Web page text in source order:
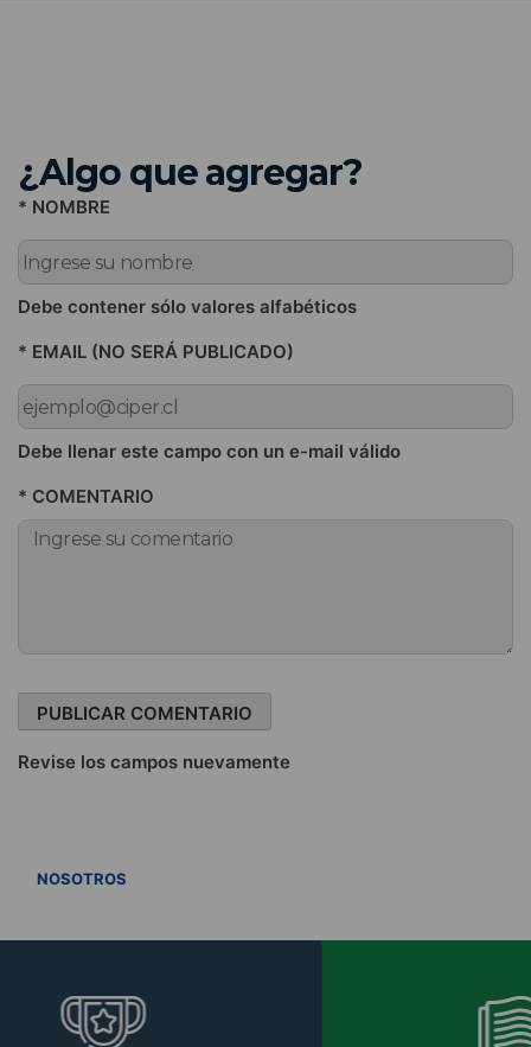
¿Algo que agregar?
* NOMBRE
Debe contener sólo valores alfabéticos
* EMAIL (NO SERÁ PUBLICADO)
Debe llenar este campo con un e-mail válido
* COMENTARIO
Revise los campos nuevamente
NOSOTROS